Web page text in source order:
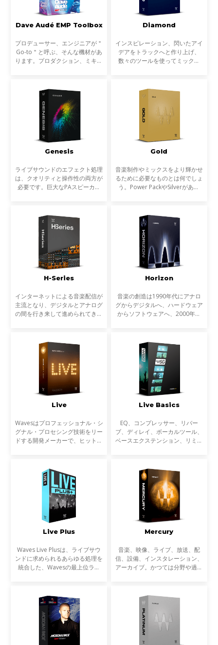
Dave Audé EMP Toolbox
プロデューサー、エンジニアが＂
Go-to＂と呼ぶ、そんな機材があ
ります。プロダクション、ミキシ
ていくためのツールです。ハウス
ミュージックこそ、デ
Diamond
インスピレーション、閃いたアイ
デアをトラックへと作り上げ、
数々のツールを使ってミックス
Platinumバンドルのプラグインを
すべて収録し、さらに原石と
Genesis
ライブサウンドのエフェクト処理
は、クオリティと操作性の両方が
必要です。巨大なPAスピーカー
ンドとなってしまいます。これを
回避するため、より高音
Gold
音楽制作やミックスをより輝かせ
るために必要なものとは何でしょ
う。Power PackやSilverがあれ
ックの個性を引き出し、より有機
的にバランスよく文字通
H-Series
インターネットによる音楽配信が
主流となり、デジタルとアナログ
の間を行き来して進められてきた
ングまで、インザボックスで完結
することが珍しくなくな
Horizon
音楽の創造は1990年代にアナロ
グからデジタルへ、ハードウェア
からソフトウェアへ、2000年代
作、ミキシング、マスタリングは
一般的なものになりました。
Live
Wavesはプロフェッショナル・シ
グナル・プロセシング技術をリー
ドする開発メーカーで、ヒットチ
ック、ゲーム音楽の制作に必ずと
言って良いほど使われ
Live Basics
EQ、コンプレッサー、リバー
ブ、ディレイ、ボーカルツール、
ベースエクステンション、リミッ
SoundGrid対応プラグインが含ま
れています。
Live Plus
Waves Live Plusは、ライブサウ
ンドに求められるあらゆる処理を
統合した、Wavesの最上位ライ
ル対策までライブ現場で必要
Mercury
音楽、映像、ライブ、放送、配
信、設備、インスタレーション、
アーカイブ。かつては分野や過程
雑にクロスオーバーするようにな
っています。音楽制作だ